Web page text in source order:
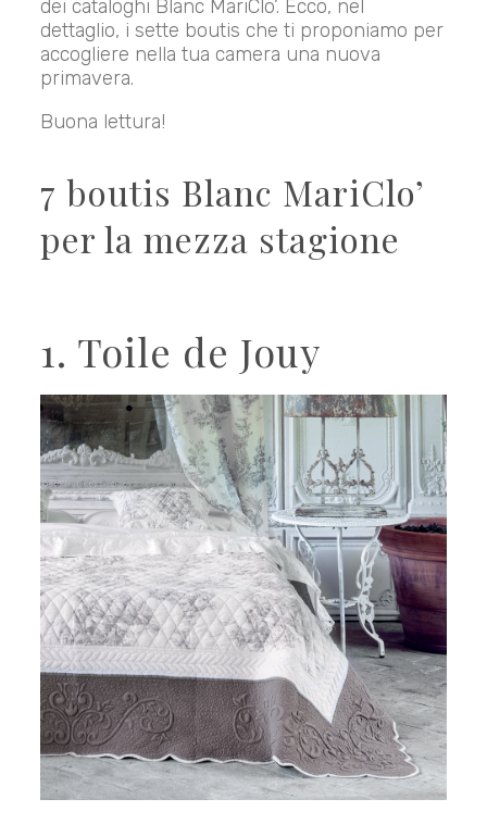
dei cataloghi Blanc MariClo’. Ecco, nel
dettaglio, i sette boutis che ti proponiamo per
accogliere nella tua camera una nuova
primavera.
Buona lettura!
7 boutis Blanc MariClo’
per la mezza stagione
1. Toile de Jouy